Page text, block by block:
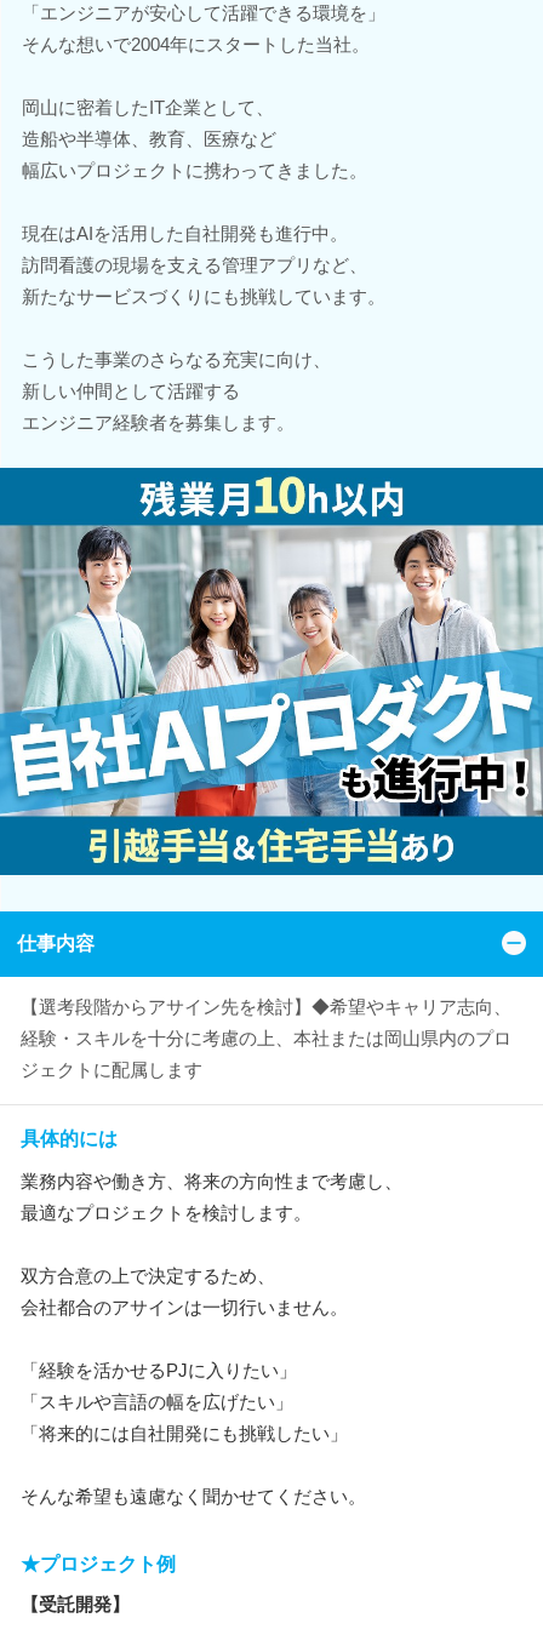
「エンジニアが安心して活躍できる環境を」
そんな想いで2004年にスタートした当社。
岡山に密着したIT企業として、
造船や半導体、教育、医療など
幅広いプロジェクトに携わってきました。
現在はAIを活用した自社開発も進行中。
訪問看護の現場を支える管理アプリなど、
新たなサービスづくりにも挑戦しています。
こうした事業のさらなる充実に向け、
新しい仲間として活躍する
エンジニア経験者を募集します。
仕事内容
【選考段階からアサイン先を検討】◆希望やキャリア志向、
経験・スキルを十分に考慮の上、本社または岡山県内のプロ
ジェクトに配属します
具体的には
業務内容や働き方、将来の方向性まで考慮し、
最適なプロジェクトを検討します。
双方合意の上で決定するため、
会社都合のアサインは一切行いません。
「経験を活かせるPJに入りたい」
「スキルや言語の幅を広げたい」
「将来的には自社開発にも挑戦したい」
そんな希望も遠慮なく聞かせてください。
★プロジェクト例
【受託開発】